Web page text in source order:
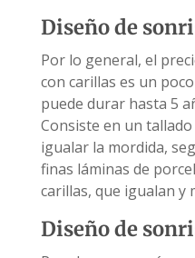
Diseño de
Por lo general, el
con carillas es un
puede durar hasta 5
Consiste en un
igualar la mordida,
finas láminas de
carillas, que igualan y
Diseño de